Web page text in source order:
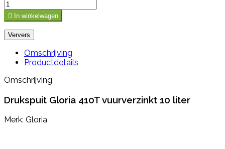
 In winkelwagen
Omschrijving
Productdetails
Omschrijving
Drukspuit Gloria 410T vuurverzinkt 10 liter
Merk: Gloria